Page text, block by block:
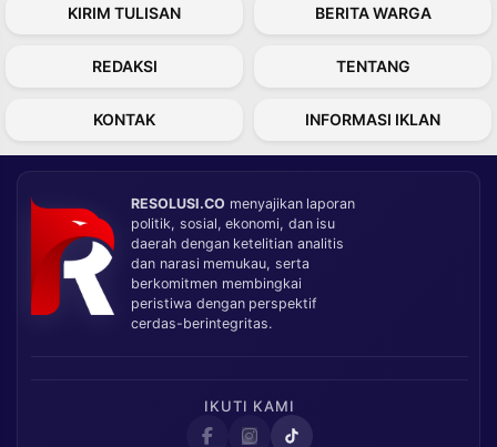
KIRIM TULISAN BERITA WARGA
REDAKSI TENTANG
KONTAK INFORMASI IKLAN
RESOLUSI.CO menyajikan laporan
politik, sosial, ekonomi, dan isu
daerah dengan ketelitian analitis
dan narasi memukau, serta
berkomitmen membingkai
peristiwa dengan perspektif
cerdas-berintegritas.
IKUTI KAMI